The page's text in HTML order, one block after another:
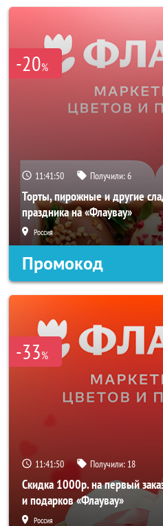
-20%
11:41:49 Получили:6
Торты, пирожные и другие
праздника на «Флаувау»
Россия
Промокод
-33%
11:41:49 Получили: 18
Скидка 1000р. на первый
и подарков «Флаувау»
Россия